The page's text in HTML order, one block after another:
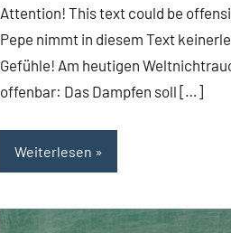
Attention! This text could be
Pepe nimmt in diesem Text
Gefühle! Am heutigen
offenbar: Das Dampfen soll […]
Weiterlesen